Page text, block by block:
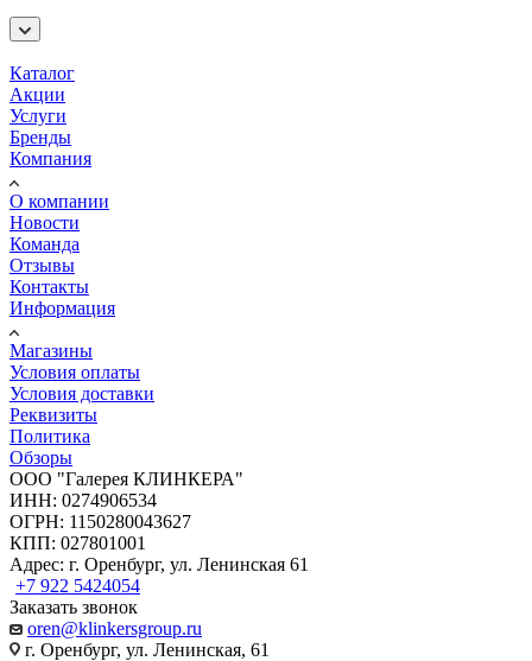
Каталог
Акции
Услуги
Бренды
Компания
О компании
Новости
Команда
Отзывы
Контакты
Информация
Магазины
Условия оплаты
Условия доставки
Реквизиты
Политика
Обзоры
ООО "Галерея КЛИНКЕРА"
ИНН: 0274906534
ОГРН: 1150280043627
КПП: 027801001
Адрес: г. Оренбург, ул. Ленинская 61
+7 922 5424054
Заказать звонок
oren@klinkersgroup.ru
г. Оренбург, ул. Ленинская, 61